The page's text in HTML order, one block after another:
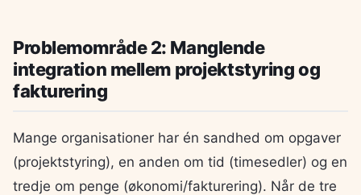
Problemområde 2: Manglende
integration mellem projektstyring og
fakturering
Mange organisationer har én sandhed om opgaver
(projektstyring), en anden om tid (timesedler) og en
tredje om penge (økonomi/fakturering). Når de tre